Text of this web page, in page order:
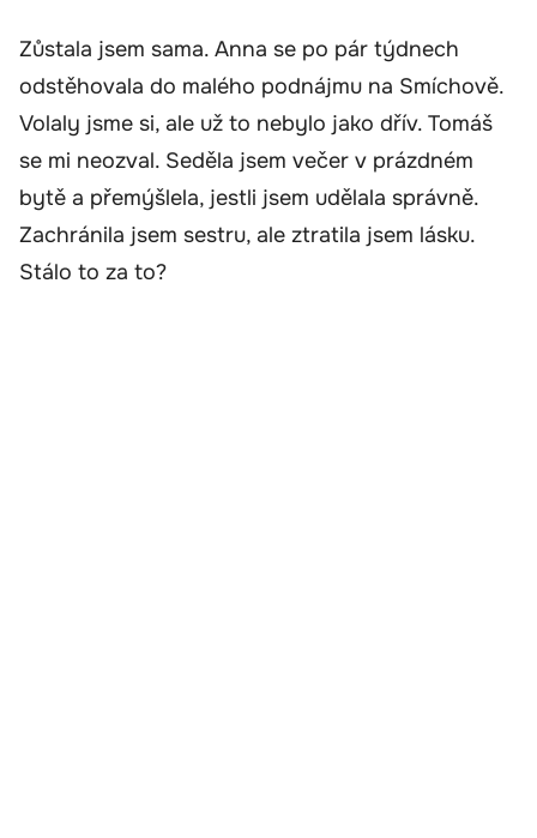
Zůstala jsem sama. Anna se po pár týdnech
odstěhovala do malého podnájmu na Smíchově.
Volaly jsme si, ale už to nebylo jako dřív. Tomáš
se mi neozval. Seděla jsem večer v prázdném
bytě a přemýšlela, jestli jsem udělala správně.
Zachránila jsem sestru, ale ztratila jsem lásku.
Stálo to za to?